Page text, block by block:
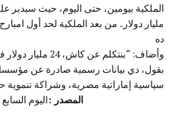
مليار دولار.. من بعد الملكية لحد أول
ده
وأضاف: “بنتكلم عن
بقول، دي بيانات رسمية صادرة عن
سياسية إماراتية مصرية، وشراكة تنموية
المصدر :اليوم السابع